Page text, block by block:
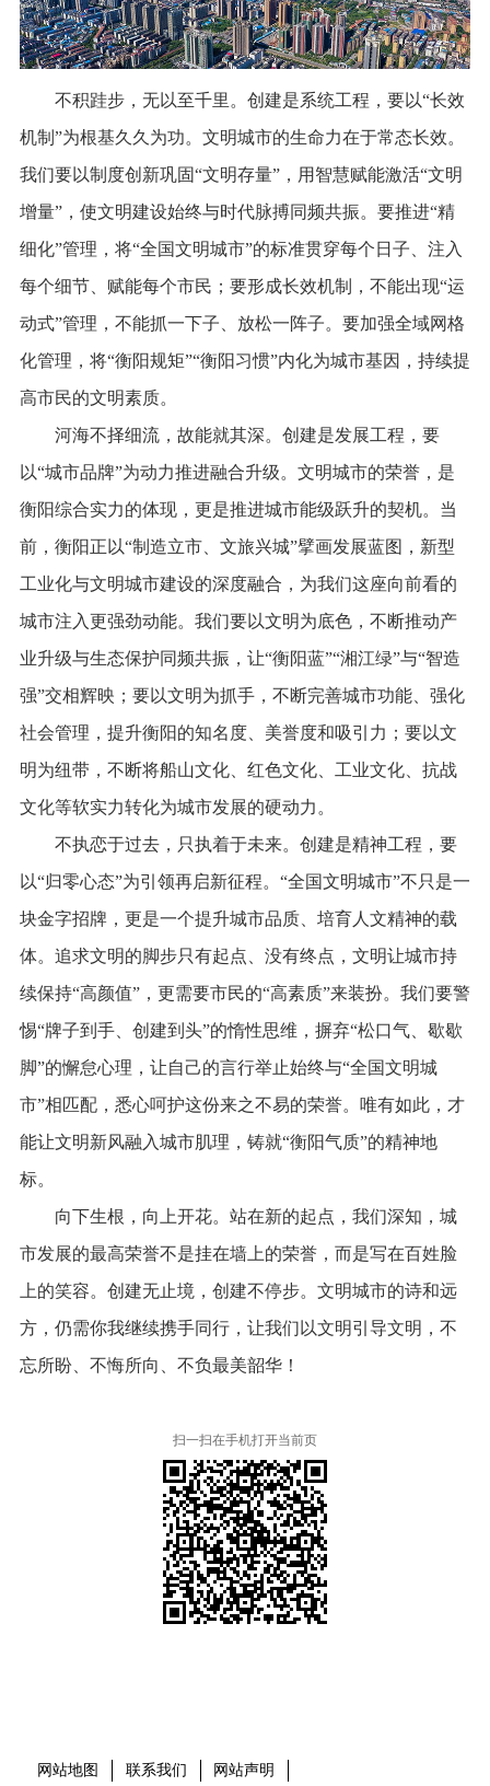
不积跬步，无以至千里。创建是系统工程，要以“长效
机制”为根基久久为功。文明城市的生命力在于常态长效。
我们要以制度创新巩固“文明存量”，用智慧赋能激活“文明
增量”，使文明建设始终与时代脉搏同频共振。要推进“精
细化”管理，将“全国文明城市”的标准贯穿每个日子、注入
每个细节、赋能每个市民；要形成长效机制，不能出现“运
动式”管理，不能抓一下子、放松一阵子。要加强全域网格
化管理，将“衡阳规矩”“衡阳习惯”内化为城市基因，持续提
高市民的文明素质。
河海不择细流，故能就其深。创建是发展工程，要
以“城市品牌”为动力推进融合升级。文明城市的荣誉，是
衡阳综合实力的体现，更是推进城市能级跃升的契机。当
前，衡阳正以“制造立市、文旅兴城”擘画发展蓝图，新型
工业化与文明城市建设的深度融合，为我们这座向前看的
城市注入更强劲动能。我们要以文明为底色，不断推动产
业升级与生态保护同频共振，让“衡阳蓝”“湘江绿”与“智造
强”交相辉映；要以文明为抓手，不断完善城市功能、强化
社会管理，提升衡阳的知名度、美誉度和吸引力；要以文
明为纽带，不断将船山文化、红色文化、工业文化、抗战
文化等软实力转化为城市发展的硬动力。
不执恋于过去，只执着于未来。创建是精神工程，要
以“归零心态”为引领再启新征程。“全国文明城市”不只是一
块金字招牌，更是一个提升城市品质、培育人文精神的载
体。追求文明的脚步只有起点、没有终点，文明让城市持
续保持“高颜值”，更需要市民的“高素质”来装扮。我们要警
惕“牌子到手、创建到头”的惰性思维，摒弃“松口气、歇歇
脚”的懈怠心理，让自己的言行举止始终与“全国文明城
市”相匹配，悉心呵护这份来之不易的荣誉。唯有如此，才
能让文明新风融入城市肌理，铸就“衡阳气质”的精神地
标。
向下生根，向上开花。站在新的起点，我们深知，城
市发展的最高荣誉不是挂在墙上的荣誉，而是写在百姓脸
上的笑容。创建无止境，创建不停步。文明城市的诗和远
方，仍需你我继续携手同行，让我们以文明引导文明，不
忘所盼、不悔所向、不负最美韶华！
扫一扫在手机打开当前页
网站地图 联系我们 网站声明